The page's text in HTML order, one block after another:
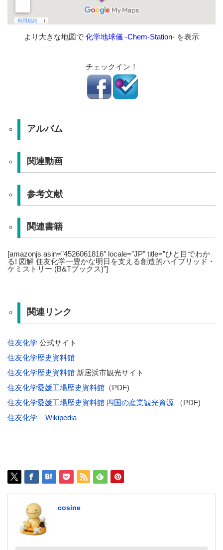
より大きな地図で 化学地球儀 -Chem-Station- を表示
チェックイン！
アルバム
関連動画
参考文献
関連書籍
[amazonjs asin=”4526061816″ locale=”JP” title=”ひと目でわか
る! 図解 住友化学―豊かな明日を支える創造的ハイブリッド・
ケミストリー (B&Tブックス)”]
関連リンク
住友化学 公式サイト
住友化学歴史資料館
住友化学歴史資料館 新居浜市観光サイト
住友化学愛媛工場歴史資料館 （PDF)
住友化学愛媛工場歴史資料館 四国の産業観光資源 （PDF)
住友化学 – Wikipedia
cosine